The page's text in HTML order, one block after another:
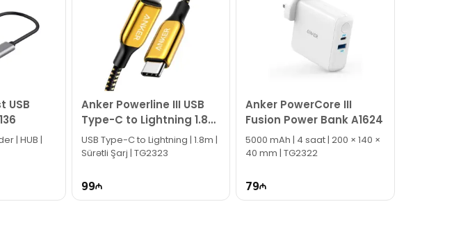
19:00 saatlarında aktivdir.
canlı dəstək xəttində cavablandırmağa hər daim hazırıq.
nömrəmizə mesaj göndərə bilərsiniz.
USB
Anker Powerline III USB
Type-C to Lightning 1.8
m A8843HB1
USB Type-C to Lightning | 1.8m |
Sürətli Şarj | TG2323
99
Anker PowerCore III
Fusion Power Bank A1624
5000 mAh | 4 saat | 200 × 140 ×
40 mm | TG2322
79